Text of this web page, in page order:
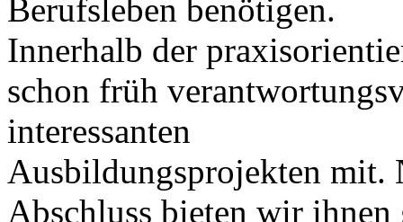
Berufsleben benötigen.
Innerhalb der
schon früh
interessanten
Ausbildungsprojekten mit.
Abschluss bieten wir